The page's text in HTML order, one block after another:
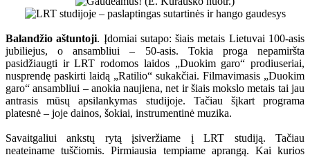
Balandžio aštuntoji. Įdomiai sutapo: šiais metais Lietuvai 100-asis
jubiliejus, o ansambliui – 50-asis. Tokia proga nepamiršta
pasidžiaugti ir LRT rodomos laidos „Duokim garo“ prodiuseriai,
nusprendę paskirti laidą „Ratilio“ sukakčiai. Filmavimasis „Duokim
garo“ ansambliui – anokia naujiena, net ir šiais mokslo metais tai jau
antrasis mūsų apsilankymas studijoje. Tačiau šįkart programa
platesnė – joje dainos, šokiai, instrumentinė muzika.
Savaitgaliui ankstų rytą įsiveržiame į LRT studiją. Tačiau
neateiname tuščiomis. Pirmiausia tempiame aprangą. Kai kurios